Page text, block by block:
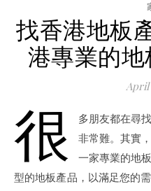
找香港地板
港專業的地
April
很 多朋友都在尋
非常難。其實
一家專業的地
型的地板產品，以滿足您的